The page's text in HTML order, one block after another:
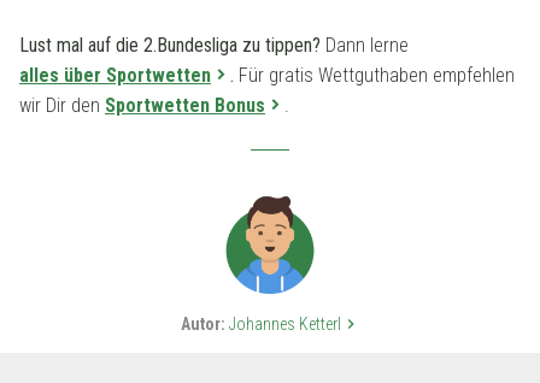
Lust mal auf die 2.Bundesliga zu tippen? Dann lerne
alles über Sportwetten
. Für gratis Wettguthaben empfehlen
wir Dir den Sportwetten Bonus .
Autor: Johannes Ketterl keyboard_arrow_right